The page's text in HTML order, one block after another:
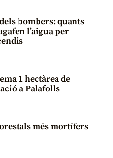
bombers: quants
l’aigua per
1 hectàrea de
a Palafolls
més mortífers